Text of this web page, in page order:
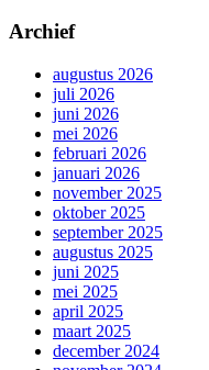
Archief
augustus 2026
juli 2026
juni 2026
mei 2026
februari 2026
januari 2026
november 2025
oktober 2025
september 2025
augustus 2025
juni 2025
mei 2025
april 2025
maart 2025
december 2024